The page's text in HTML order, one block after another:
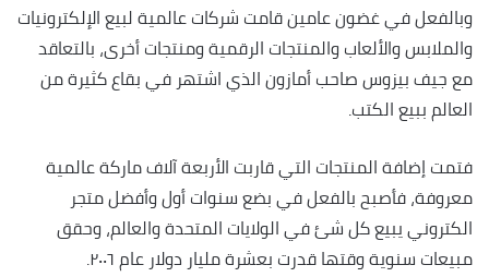
وبالفعل في غضون عامين قامت شركات عالمية لبيع الإلكترونيات
والملابس والألعاب والمنتجات الرقمية ومنتجات أخرى، بالتعاقد
مع جيف بيزوس صاحب أمازون الذي اشتهر في بقاع كثيرة من
العالم ببيع الكتب.
فتمت إضافة المنتجات التي قاربت الأربعة آلاف ماركة عالمية
معروفة، فأصبح بالفعل في بضع سنوات أول وأفضل متجر
الكتروني يبيع كل شئ في الولايات المتحدة والعالم، وحقق
مبيعات سنوية وقتها قدرت بعشرة مليار دولار عام ٢٠٠٦.